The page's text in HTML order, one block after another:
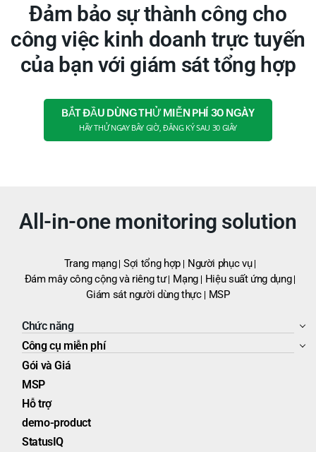
Đảm bảo sự thành công cho
công việc kinh doanh trực tuyến
của bạn với giám sát tổng hợp
BẮT ĐẦU DÙNG THỬ MIỄN PHÍ 30 NGÀY
HÃY THỬ NGAY BÂY GIỜ, ĐĂNG KÝ SAU 30 GIÂY
All-in-one monitoring solution
Trang mạng Sợi tổng hợp
Người phục vụ
Đám mây công cộng và riêng tư Mạng
Hiệu suất ứng dụng
Giám sát người dùng thực
MSP
Chức năng
Công cụ miễn phí
Gói và Giá
MSP
Hỗ trợ
demo-product
StatusIQ